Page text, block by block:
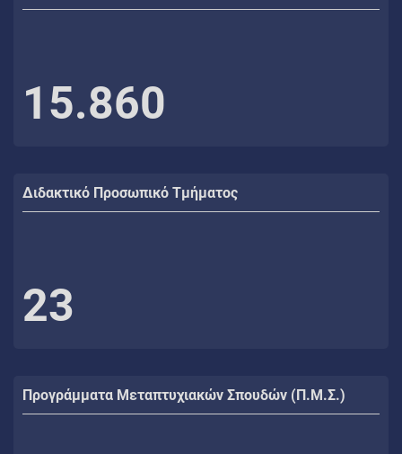
15.860
Διδακτικό Προσωπικό Τμήματος
23
Προγράμματα Μεταπτυχιακών Σπουδών (Π.Μ.Σ.)